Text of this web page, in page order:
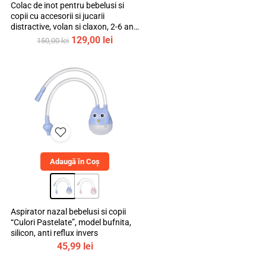
Colac de inot pentru bebelusi si
copii cu accesorii si jucarii
distractive, volan si claxon, 2-6 ani,
bebeLOGIC™
150,00lei Prețul
fost:
150,00 lei.
129,00 leiPrețul
Adaugă în Coș
Aspirator nazal bebelusi si copii
“Culori Pastelate”, model bufnita,
silicon, anti reflux invers
45,99 lei